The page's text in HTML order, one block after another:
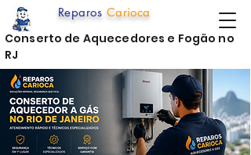
Reparos Carioca
Conserto de Aquecedores e Fogão no
RJ